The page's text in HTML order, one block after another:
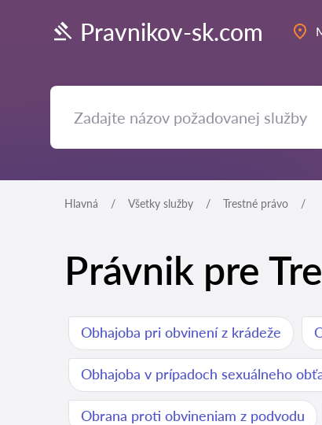
Pravnikov-sk.com
Hlavná Všetky služby Trestné právo
Právnik pre
Obhajoba pri obvinení z krádeže
Obhajoba v prípadoch sexuálneho
Obrana proti obvineniam z podvodu